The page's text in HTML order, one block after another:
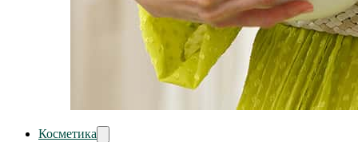
Косметика